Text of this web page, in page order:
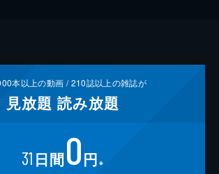
本以上の動画 /210誌以上の雑誌が
見放題 読み放題
31 日間0円 ※